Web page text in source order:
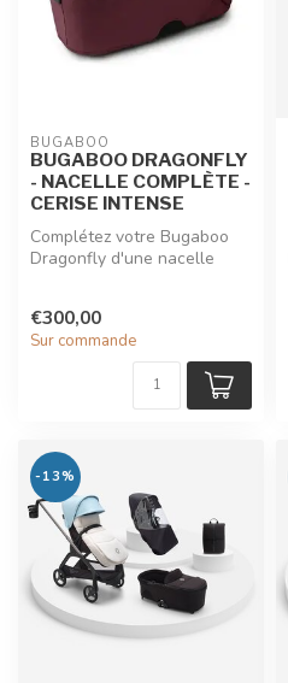
BUGABOO
BUGABOO DRAGONFLY
- NACELLE COMPLÈTE -
CERISE INTENSE
Complétez votre Bugaboo
Dragonfly d'une nacelle
€300,00
Sur commande
-13%